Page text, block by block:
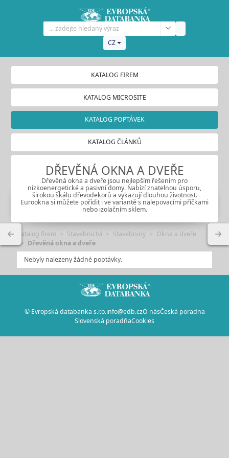
CZ
KATALOG FIREM
KATALOG MICROSITE
KATALOG POPTÁVEK
KATALOG ČLÁNKŮ
DŘEVĚNÁ OKNA A DVEŘE
Dřevěná okna a dveře jsou nejlepším řešením pro
nízkoenergetické a pasivní domy. Nabízí znatelnou úsporu,
širokou škálu dřevodekorů a vykazují dlouhou životnost.
Eurookna si můžete pořídit i ve variantě s nalepovacími příčkami
nebo izolačním sklem.
Katalog firem Stavebnictví Stavebniny
Okna a dveře
Dřevěná okna a dveře
Nebyly nalezeny žádné poptávky.
© Evropská databanka s.r.o.info@edb.czO násČeská poradna
Slovenská poradňaCookies